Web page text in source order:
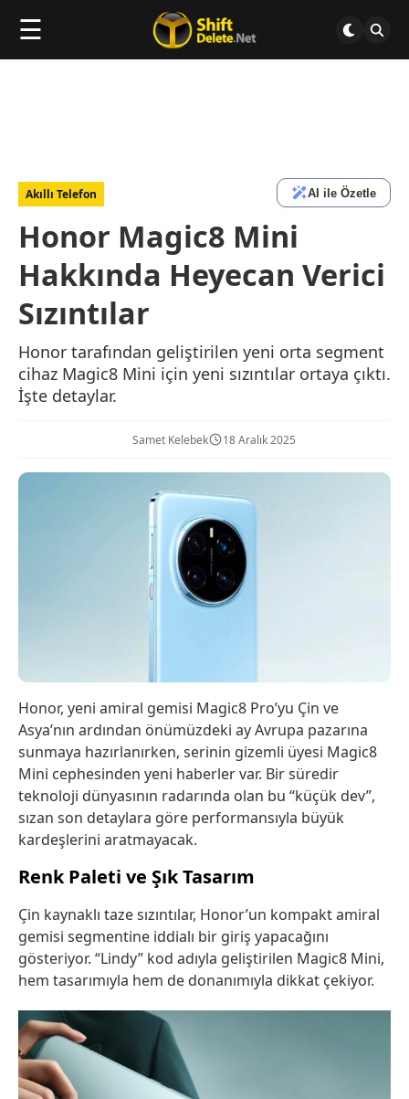
☰
Akıllı Telefon AI ile Özetle
Honor Magic8 Mini
Hakkında Heyecan Verici
Sızıntılar
Honor tarafından geliştirilen yeni orta segment
cihaz Magic8 Mini için yeni sızıntılar ortaya çıktı.
İşte detaylar.
Samet Kelebek 18 Aralık 2025
Honor, yeni amiral gemisi Magic8 Pro’yu Çin ve
Asya’nın ardından önümüzdeki ay Avrupa pazarına
sunmaya hazırlanırken, serinin gizemli üyesi Magic8
Mini cephesinden yeni haberler var. Bir süredir
teknoloji dünyasının radarında olan bu “küçük dev”,
sızan son detaylara göre performansıyla büyük
kardeşlerini aratmayacak.
Renk Paleti ve Şık Tasarım
Çin kaynaklı taze sızıntılar, Honor’un kompakt amiral
gemisi segmentine iddialı bir giriş yapacağını
gösteriyor. “Lindy” kod adıyla geliştirilen Magic8 Mini,
hem tasarımıyla hem de donanımıyla dikkat çekiyor.